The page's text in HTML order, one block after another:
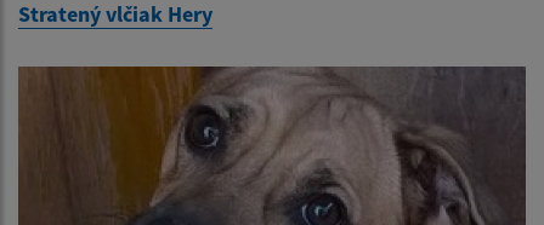
Stratený vlčiak Hery